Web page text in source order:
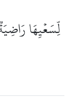
لِّسَعۡيِهَا